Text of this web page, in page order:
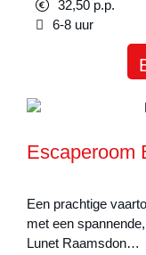
32,50 p.p.
6-8 uur
Escaperoom
Een prachtige
met een
Lunet Raamsdon…